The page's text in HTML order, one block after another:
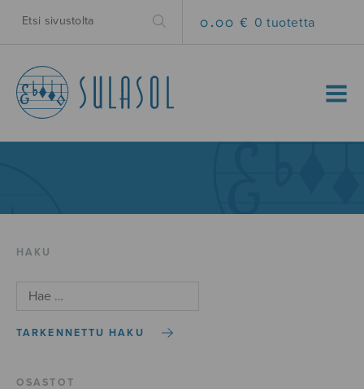
0.00 € 0 tuotetta
MENU
HAKU
TARKENNETTU HAKU
OSASTOT